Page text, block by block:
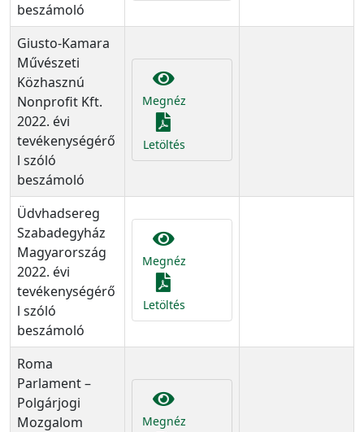
beszámoló
Giusto-Kamara
Művészeti
Közhasznú
Nonprofit Kft.
2022. évi
tevékenységérő
l szóló
beszámoló
Megnéz
Letöltés
Üdvhadsereg
Szabadegyház
Magyarország
2022. évi
tevékenységérő
l szóló
beszámoló
Megnéz
Letöltés
Roma
Parlament –
Polgárjogi
Mozgalom
Megnéz